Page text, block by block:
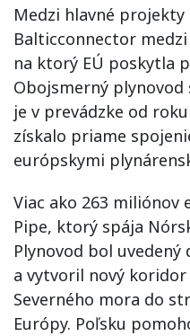
Medzi hlavné
Balticconnector
na ktorý EÚ poskytla
Obojsmerný
je v prevádzke od
získalo priame
európskymi
Viac ako 263
Pipe, ktorý spája
Plynovod bol uvedený
a vytvoril nový
Severného mora do
Európy. Poľsku